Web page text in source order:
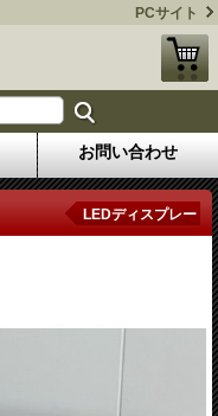
PCサイト
お問い合わせ
LEDディスプレー